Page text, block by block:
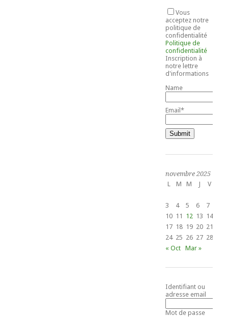
Vous
acceptez notre
politique de
confidentialité
Politique de
confidentialité
Inscription à
notre lettre
d'informations
Name
Email*
novembre 2025
L
M M J V
3
4 5 6 7
10 11 12 13 14
17 18 19 20 21
24 25 26 27 28
« Oct
Mar »
Identifiant ou
adresse email
Mot de passe